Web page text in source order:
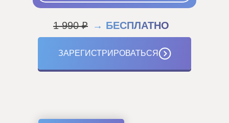
ЗАРЕГИСТРИРОВАТЬСЯ
1 990 ₽ → БЕСПЛАТНО